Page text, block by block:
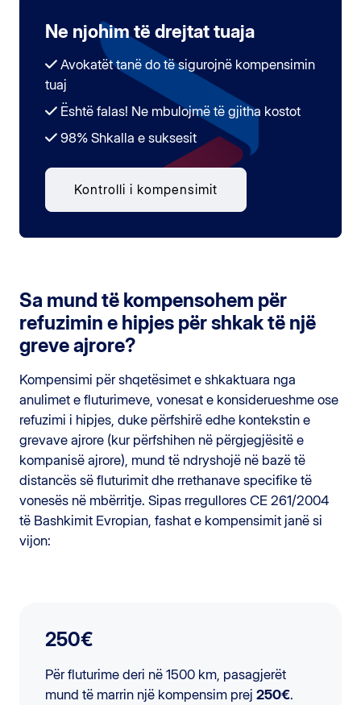
Ne njohim të drejtat tuaja
Avokatët tanë do të sigurojnë kompensimin
tuaj
Është falas! Ne mbulojmë të gjitha kostot
98% Shkalla e suksesit
Kontrolli i kompensimit
Sa mund të kompensohem për
refuzimin e hipjes për shkak të një
greve ajrore?
Kompensimi për shqetësimet e shkaktuara nga
anulimet e fluturimeve, vonesat e konsiderueshme ose
refuzimi i hipjes, duke përfshirë edhe kontekstin e
grevave ajrore (kur përfshihen në përgjegjësitë e
kompanisë ajrore), mund të ndryshojë në bazë të
distancës së fluturimit dhe rrethanave specifike të
vonesës në mbërritje. Sipas rregullores CE 261/2004
të Bashkimit Evropian, fashat e kompensimit janë si
vijon:
250€
Për fluturime deri në 1500 km, pasagjerët
mund të marrin një kompensim prej 250€.